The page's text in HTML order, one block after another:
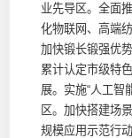
业先导区。全面
化物联网、高端
加快锻长锻强优
累计认定市级特
展。实施“人工智
区。加快搭建场
规模应用示范行